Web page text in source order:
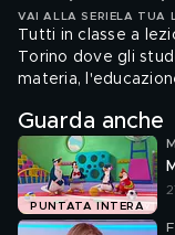
VAI ALLA SERIE LA TUA
Tutti in classe a
Torino dove gli
materia,
Guarda anche
PUNTATA INTERA